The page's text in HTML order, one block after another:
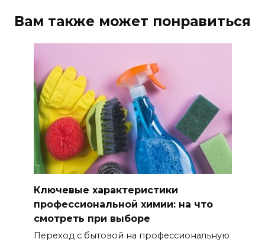
Вам также может понравиться
Ключевые характеристики
профессиональной химии: на что
смотреть при выборе
Переход с бытовой на профессиональную